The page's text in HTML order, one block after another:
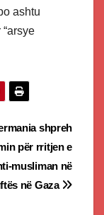
ashtu
shpreh
për rritjen e
musliman në
në Gaza